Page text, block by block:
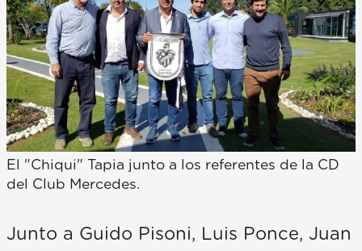
El "Chiqui" Tapia junto a los referentes de la CD
del Club Mercedes.
Junto a Guido Pisoni, Luis Ponce, Juan